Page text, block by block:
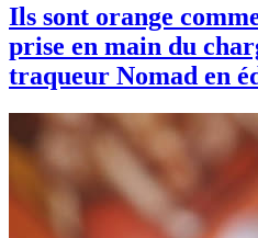
Ils sont orange
prise en main du
traqueur Nomad en